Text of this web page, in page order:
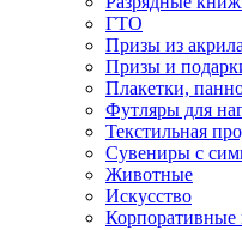
ГТО
Призы из акрила
Призы и
Плакетки,
Футляры для
Текстильная
Сувениры с
Животные
Искусство
Корпоративные